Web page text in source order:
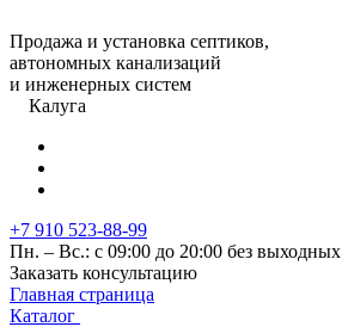
Продажа и установка септиков,
автономных канализаций
и инженерных систем
Калуга
+7 910 523-88-99
Пн. – Вс.: с 09:00 до 20:00 без выходных
Заказать консультацию
Главная страница
Каталог